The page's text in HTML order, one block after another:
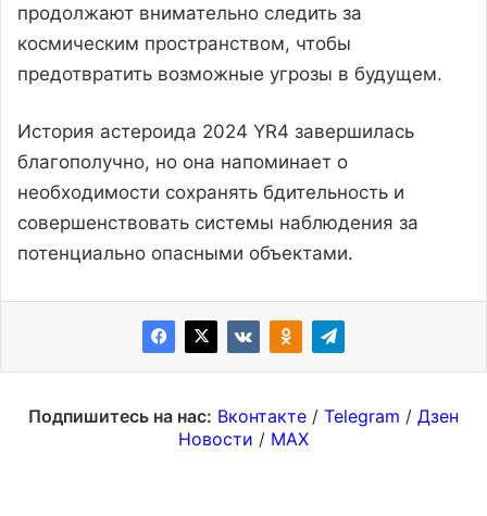
продолжают внимательно следить за
космическим пространством, чтобы
предотвратить возможные угрозы в будущем.
История астероида 2024 YR4 завершилась
благополучно, но она напоминает о
необходимости сохранять бдительность и
совершенствовать системы наблюдения за
потенциально опасными объектами.
Подпишитесь на нас: Вконтакте / Telegram / Дзен
Новости / MAX